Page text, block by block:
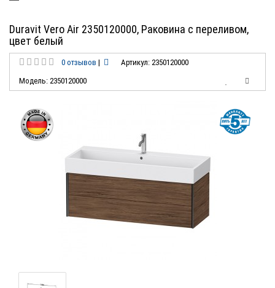
Duravit Vero Air 2350120000, Раковина с переливом,
цвет белый
0 отзывов |
Артикул: 2350120000
Модель: 2350120000